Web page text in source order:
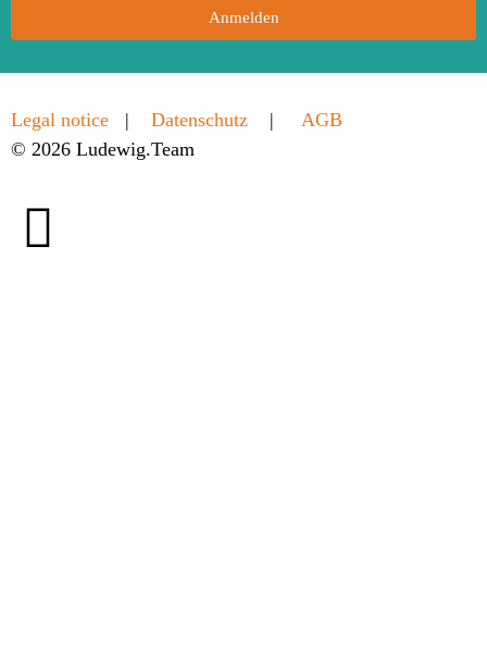
Anmelden
Legal notice | Datenschutz | AGB
© 2026 Ludewig.Team